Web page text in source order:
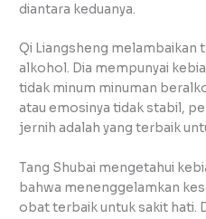
diantara keduanya.
Qi Liangsheng melambaikan
alkohol. Dia mempunyai
tidak minum minuman
atau emosinya tidak stabil,
jernih adalah yang terbaik
Tang Shubai mengetahui
bahwa menenggelamkan
obat terbaik untuk sakit hati.